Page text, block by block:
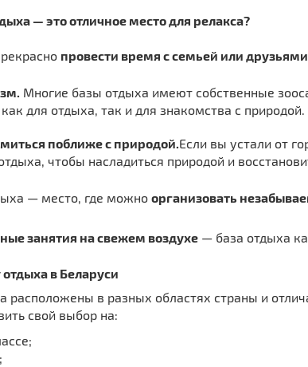
— это отличное место для релакса?
провести время с семьей или друзьями
Многие базы отдыха имеют собственные
для отдыха, так и для знакомства с природой.
поближе с природой.Если вы устали от
чтобы насладиться природой и
— место, где можно организовать
занятия на свежем воздухе— база отдыха
в Беларуси
расположены в разных областях страны и
свой выбор на: